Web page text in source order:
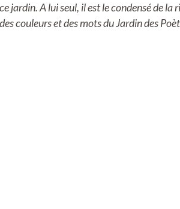
jardin. A lui seul, il est le condensé de la
couleurs et des mots du Jardin des